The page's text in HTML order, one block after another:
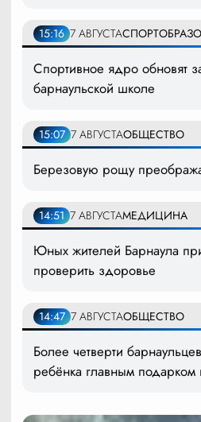
15:16 7 АВГУСТАСПОРТ
Спортивное ядро обновят
барнаульской школе
15:07 7 АВГУСТАОБЩЕСТВО
Березовую рощу
14:51 7 АВГУСТАМЕДИЦИНА
Юных жителей Барнаула
проверить здоровье
14:47 7 АВГУСТАОБЩЕСТВО
Более четверти
ребёнка главным